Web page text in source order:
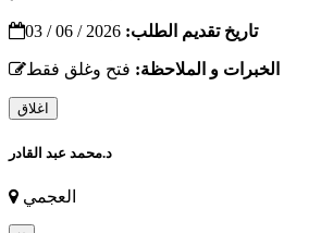
تاريخ تقديم الطلب:
الخبرات و الملاحظة: فتح وغلق فقط
اغلاق
د.محمد عبد القادر
العجمي